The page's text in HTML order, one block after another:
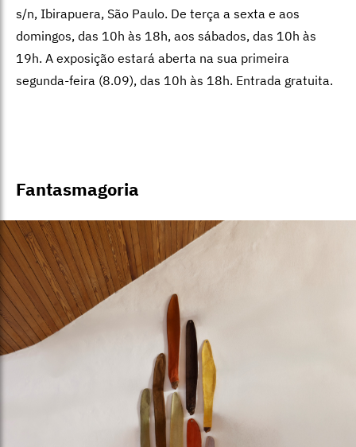
s/n, Ibirapuera, São Paulo. De terça a sexta e aos
domingos, das 10h às 18h, aos sábados, das 10h às
19h. A exposição estará aberta na sua primeira
segunda-feira (8.09), das 10h às 18h. Entrada gratuita.
Fantasmagoria